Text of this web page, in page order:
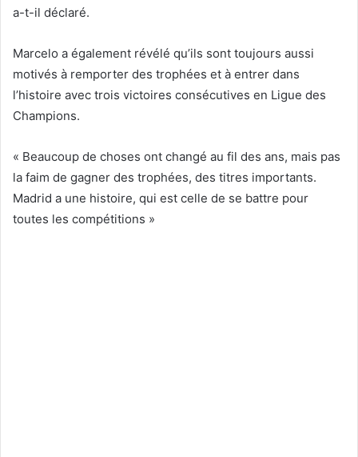
a-t-il déclaré.
Marcelo a également révélé qu’ils sont toujours aussi
motivés à remporter des trophées et à entrer dans
l’histoire avec trois victoires consécutives en Ligue des
Champions.
« Beaucoup de choses ont changé au fil des ans, mais pas
la faim de gagner des trophées, des titres importants.
Madrid a une histoire, qui est celle de se battre pour
toutes les compétitions »